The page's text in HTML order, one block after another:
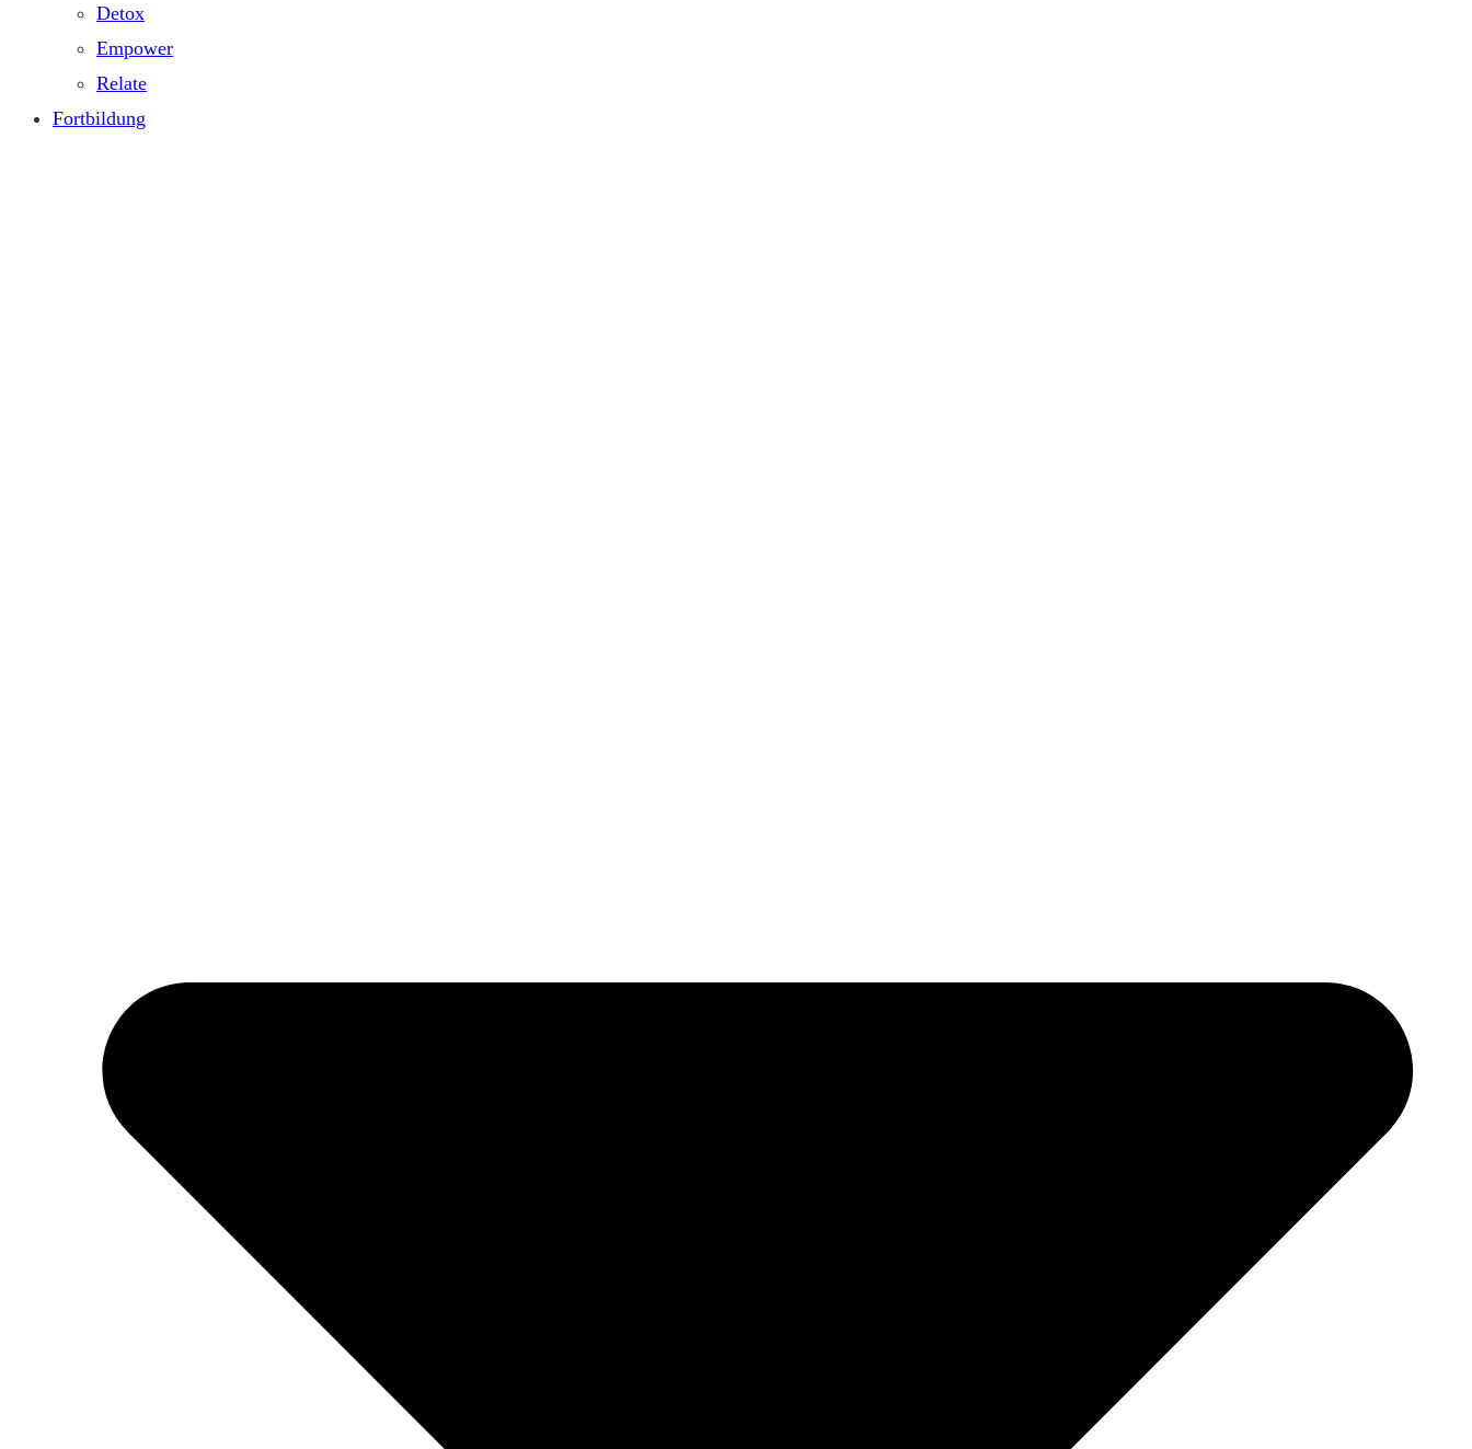
Detox
Empower
Relate
Fortbildung